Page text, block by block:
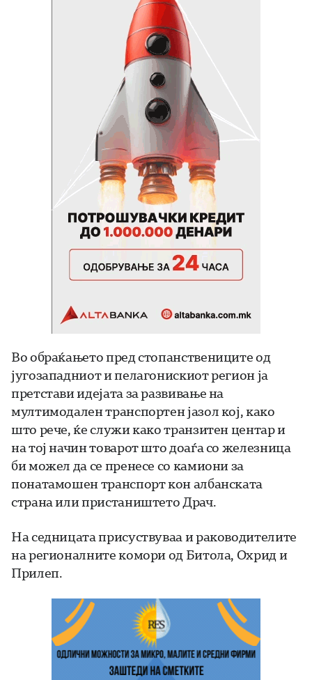
Во обраќањето пред стопанствениците од
југозападниот и пелагонискиот регион ја
претстави идејата за развивање на
мултимодален транспортен јазол кој, како
што рече, ќе служи како транзитен центар и
на тој начин товарот што доаѓа со железница
би можел да се пренесе со камиони за
понатамошен транспорт кон албанската
страна или пристаништето Драч.
На седницата присуствуваа и раководителите
на регионалните комори од Битола, Охрид и
Прилеп.